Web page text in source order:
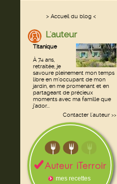
> Accueil du blog <
L'auteur
Titanique
À 74 ans,
retraitée, je
savoure pleinement mon temps
libre en m’occupant de mon
jardin, en me promenant et en
partageant de précieux
moments avec ma famille que
j’ador...
Contacter l'auteur >>
mes recettes